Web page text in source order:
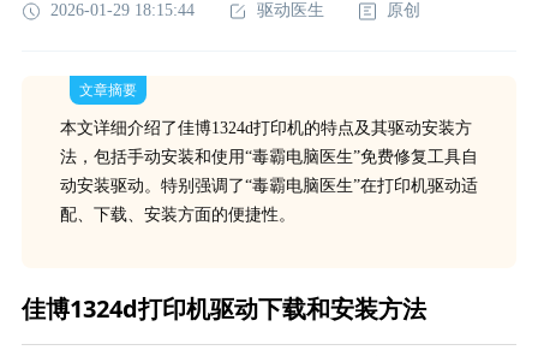
2026-01-29 18:15:44 驱动医生 原创
文章摘要
本文详细介绍了佳博1324d打印机的特点及其驱动安装方
法，包括手动安装和使用“毒霸电脑医生”免费修复工具自
动安装驱动。特别强调了“毒霸电脑医生”在打印机驱动适
配、下载、安装方面的便捷性。
佳博1324d打印机驱动下载和安装方法